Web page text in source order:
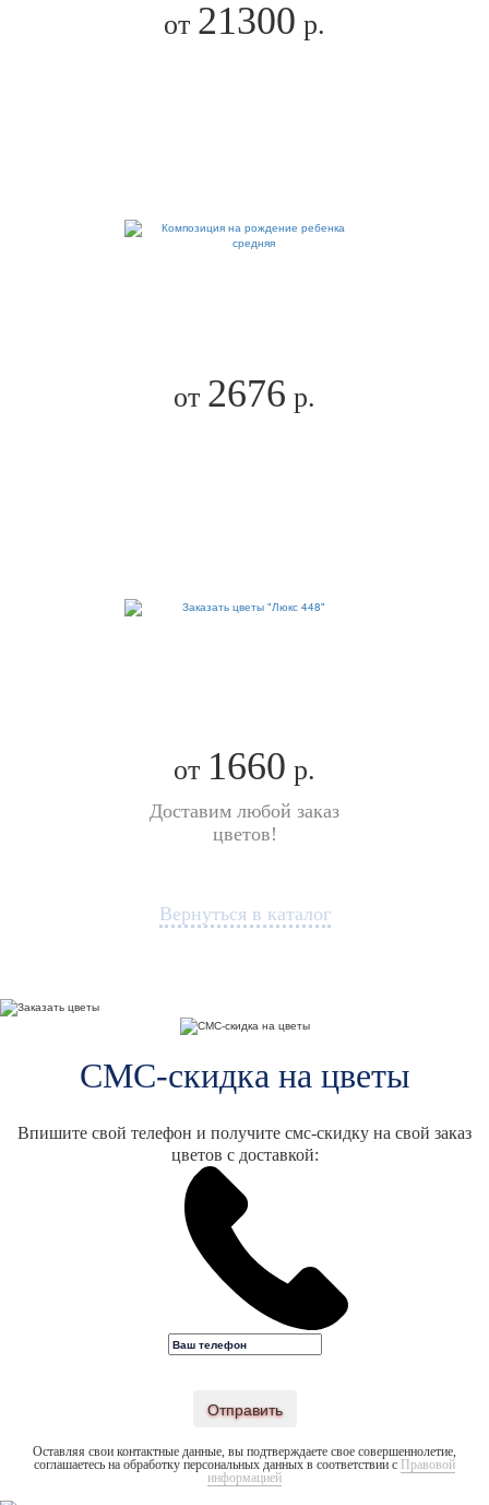
от 21300 р.
от 2676 р.
от 1660 р.
Доставим любой заказ
цветов!
Вернуться в каталог
СМС-скидка на цветы
Впишите свой телефон и получите смс-скидку на свой заказ
цветов с доставкой:
Отправить
Оставляя свои контактные данные, вы подтверждаете свое совершеннолетие,
соглашаетесь на обработку персональных данных в соответствии с Правовой
информацией